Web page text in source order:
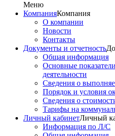
Меню
КомпанияКомпания
О компании
Новости
Контакты
Документы и отчетность
Общая информация
Основные
деятельности
Сведения о
Порядок и условия
Сведения о
Тарифы на
Личный кабинетЛичный
Информация по Л/С